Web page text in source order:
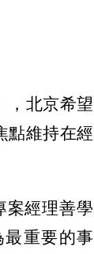
，北京希望
點維持在經
案經理善學
最重要的事